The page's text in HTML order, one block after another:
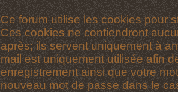
Ce forum utilise les cookies pour
Ces cookies ne contiendront
après; ils servent uniquement à
mail est uniquement utilisée afin
enregistrement ainsi que votre
nouveau mot de passe dans le